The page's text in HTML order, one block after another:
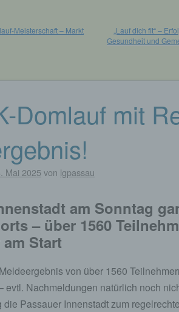
Meisterschaft – Markt
„Lauf dich fit“ –
Gesundheit und
Domlauf mit
Mai 2025 von lgpassau
am Sonntag
– über 1560
Start
von über 1560
evtl. Nachmeldungen natürlich noch
Passauer Innenstadt zum